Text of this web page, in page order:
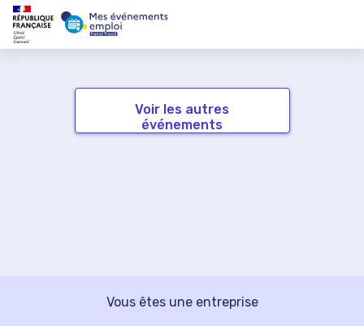
Voir les autres
événements
Vous êtes une entreprise